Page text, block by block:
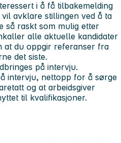
i å få tilbakemelding
avklare stillingen ved å ta
så raskt som mulig etter
alle aktuelle kandidater
at du oppgir referanser fra
det siste.
på intervju.
intervju, nettopp for å sørge
og at arbeidsgiver
til kvalifikasjoner.